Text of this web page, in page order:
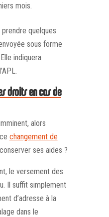
mois.
quelques
sous forme
indiquera
alors
changement de
ses aides ?
le versement des
Il suffit simplement
d’adresse à la
dans le